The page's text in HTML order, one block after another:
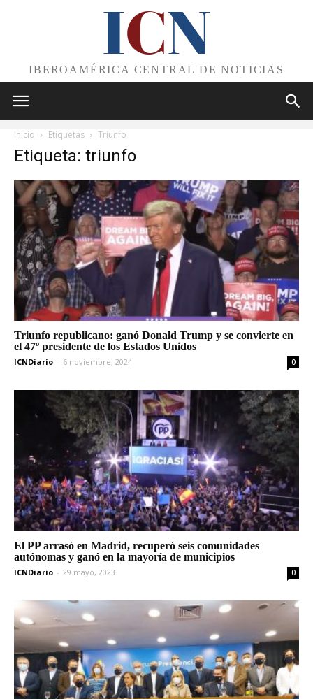
ICN
IBEROAMÉRICA CENTRAL DE NOTICIAS
Inicio Etiquetas Triunfo
Etiqueta: triunfo
Triunfo republicano: ganó Donald Trump y se convierte en
el 47º presidente de los Estados Unidos
ICNDiario - 6 noviembre, 2024 0
El PP arrasó en Madrid, recuperó seis comunidades
autónomas y ganó en la mayoría de municipios
ICNDiario - 29 mayo, 2023 0